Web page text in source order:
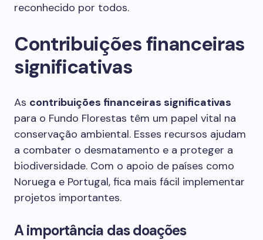
reconhecido por todos.
Contribuições financeiras
significativas
As contribuições financeiras significativas
para o Fundo Florestas têm um papel vital na
conservação ambiental. Esses recursos ajudam
a combater o desmatamento e a proteger a
biodiversidade. Com o apoio de países como
Noruega e Portugal, fica mais fácil implementar
projetos importantes.
A importância das doações